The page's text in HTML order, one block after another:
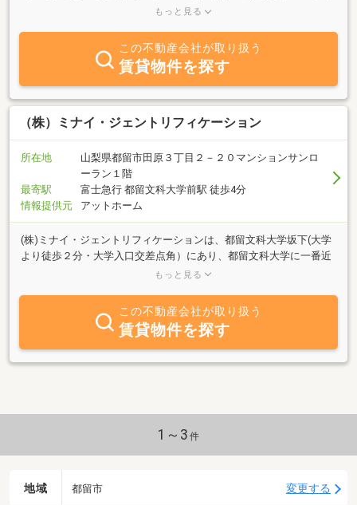
えるとき、「やらなくちゃいけない」と思いながらなかなか踏み出
や新築購入もどう進めていいのかわからない。住む人のいなくなっ
た実家や相続した空地、何かしなきゃと思っているけど、なかなか
先延ばしにしてしまっていることが多いことと思います。私たち有
限会社ひまわり不動産は相談しやすい窓口を作り、先延ばしにして
しまう"住まいについて"を全面的にサポートしている不動産です。
もっと見る
この不動産会社が取り扱う
賃貸物件を探す
（株）ミナイ・ジェントリフィケーション
所在地
山梨県都留市田原３丁目２－２０マンションサンロ
ーラン１階
最寄駅
富士急行 都留文科大学前駅 徒歩4分
情報提供元
アットホーム
(株)ミナイ・ジェントリフィケーションは、都留文科大学坂下(大学
より徒歩２分・大学入口交差点角）にあり、都留文科大学に一番近
い不動産屋です。日本全国から都留文科大学や健康科学大学へ入学
等の情報を提供しております。おしゃれな物件や高セキュリティ物
件、女性専用物件も多数取り揃えております。サポートシステムも
万全です。まずはお電話・FAX、Eメールにてあなたのご要望をお聞
かせください！！ お車でお越しの方にもご安心していただけるよう
に、大型駐車場を完備しております。お気軽にお訪ねください。
もっと見る
この不動産会社が取り扱う
賃貸物件を探す
1～3 件
地域 都留市 変更する